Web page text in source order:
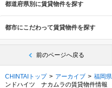
都道府県別に賃貸物件を探す
都市にこだわって賃貸物件を探す
前のページへ戻る
CHINTAIトップ アーカイブ 福岡県
ンドハイツ ナカムラの賃貸物件情報